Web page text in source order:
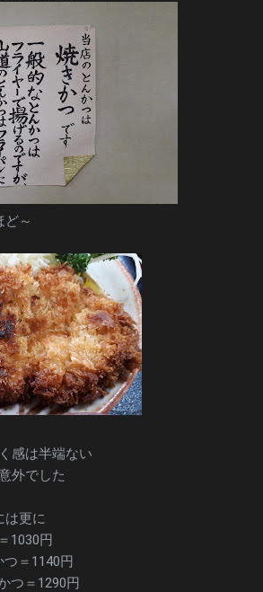
ど～
感は半端ない
外でした
は更に
1030円
＝1140円
つ＝1290円